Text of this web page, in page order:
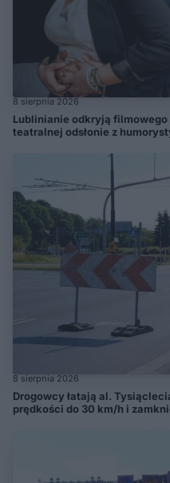
8 sierpnia 2026
Lublinianie odkryją filmowego
teatralnej odsłonie z
8 sierpnia 2026
Drogowcy łatają al.
prędkości do 30 km/h i